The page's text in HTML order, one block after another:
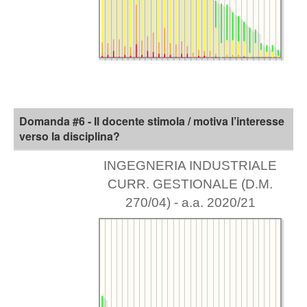
Domanda #6 - Il docente stimola / motiva l’interesse
verso la disciplina?
INGEGNERIA INDUSTRIALE
CURR. GESTIONALE (D.M.
270/04) - a.a. 2020/21